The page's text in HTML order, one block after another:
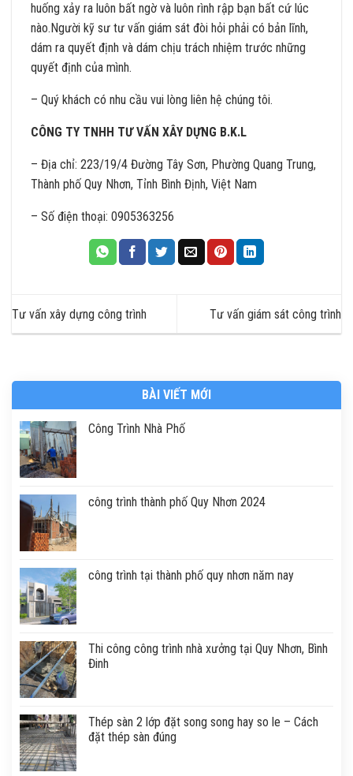
huống xảy ra luôn bất ngờ và luôn rình rập bạn bất cứ lúc
nào.Người kỹ sư tư vấn giám sát đòi hỏi phải có bản lĩnh,
dám ra quyết định và dám chịu trách nhiệm trước những
quyết định của mình.
– Quý khách có nhu cầu vui lòng liên hệ chúng tôi.
CÔNG TY TNHH TƯ VẤN XÂY DỰNG B.K.L
– Địa chỉ: 223/19/4 Đường Tây Sơn, Phường Quang Trung,
Thành phố Quy Nhơn, Tỉnh Bình Định, Việt Nam
– Số điện thoại: 0905363256
Tư vấn xây dựng công trình Tư vấn giám sát công trình
BÀI VIẾT MỚI
Công Trình Nhà Phố
công trình thành phố Quy Nhơn 2024
công trình tại thành phố quy nhơn năm nay
Thi công công trình nhà xưởng tại Quy Nhơn, Bình
Đinh
Thép sàn 2 lớp đặt song song hay so le – Cách
đặt thép sàn đúng